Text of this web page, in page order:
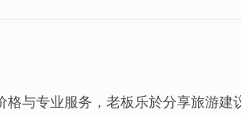
格与专业服务，老板乐於分享旅游建